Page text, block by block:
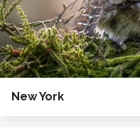
New York